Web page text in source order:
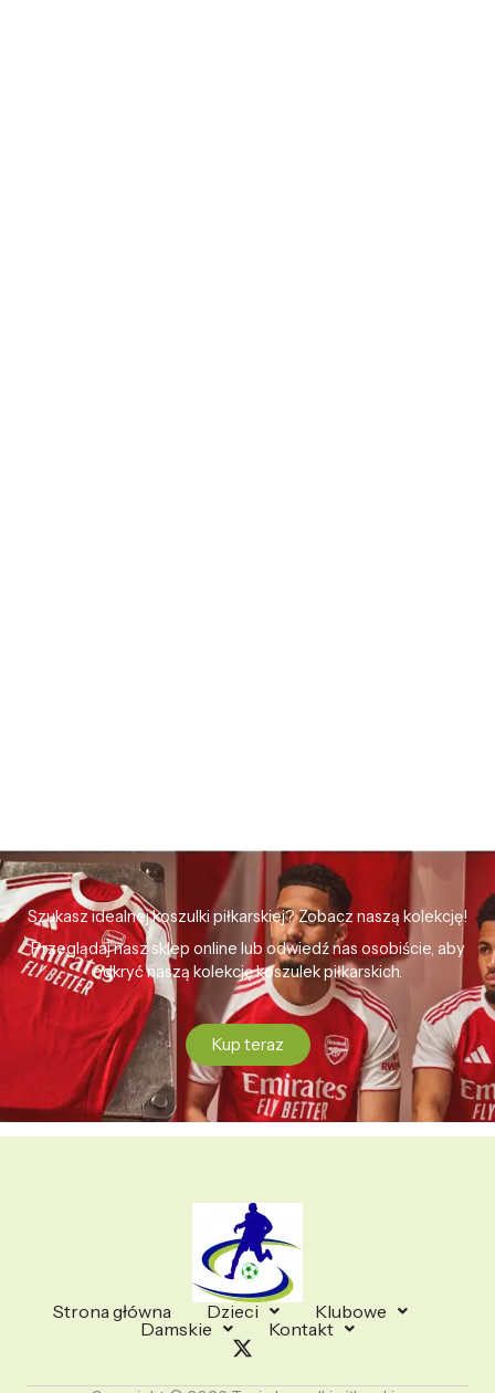
Szukasz idealnej koszulki piłkarskiej? Zobacz naszą kolekcję!
Przeglądaj nasz sklep online lub odwiedź nas osobiście, aby
odkryć naszą kolekcję koszulek piłkarskich.
Kup teraz
Strona główna Dzieci
Klubowe
Damskie
Kontakt